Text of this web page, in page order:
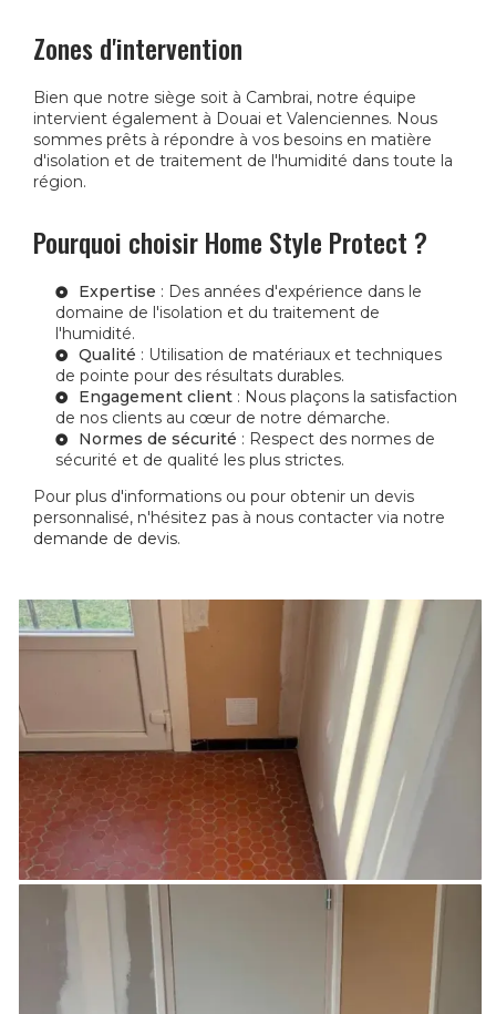
Zones d'intervention
Bien que notre siège soit à Cambrai, notre équipe
intervient également à Douai et Valenciennes. Nous
sommes prêts à répondre à vos besoins en matière
d'isolation et de traitement de l'humidité dans toute la
région.
Pourquoi choisir Home Style Protect ?
Expertise : Des années d'expérience dans le
domaine de l'isolation et du traitement de
l'humidité.
Qualité : Utilisation de matériaux et techniques
de pointe pour des résultats durables.
Engagement client : Nous plaçons la satisfaction
de nos clients au cœur de notre démarche.
Normes de sécurité : Respect des normes de
sécurité et de qualité les plus strictes.
Pour plus d'informations ou pour obtenir un devis
personnalisé, n'hésitez pas à nous contacter via notre
demande de devis.